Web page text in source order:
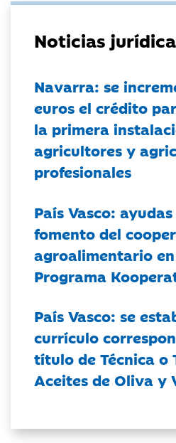
Noticias
Navarra: se
euros el crédito
la primera
agricultores y
profesionales
País Vasco:
fomento del
agroalimentario
Programa
País Vasco: se
currículo
título de Técnica o
Aceites de Oliva y